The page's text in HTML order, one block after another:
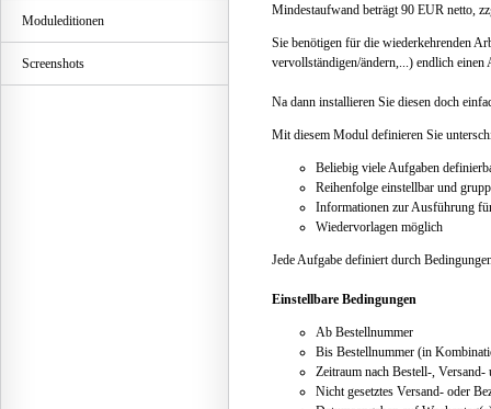
Mindestaufwand beträgt 90 EUR netto,
Sie benötigen für die wiederkehrenden
vervollständigen/ändern,...) endlich einen
Na dann installieren Sie diesen doch
Mit diesem Modul definieren Sie
Beliebig viele Aufgaben
Reihenfolge einstellbar und
Informationen zur Ausführung
Wiedervorlagen möglich
Jede Aufgabe definiert durch
Einstellbare Bedingungen
Ab Bestellnummer
Bis Bestellnummer (in
Zeitraum nach Bestell-, Versand-
Nicht gesetztes Versand- oder
Moduleditionen
Screenshots